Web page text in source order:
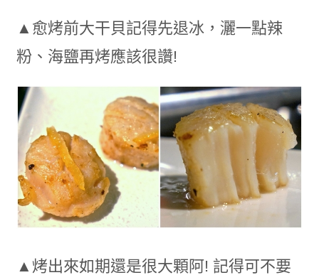
▲愈烤前大干貝記得先退冰，灑一點辣
粉、海鹽再烤應該很讚!
▲烤出來如期還是很大顆阿! 記得可不要